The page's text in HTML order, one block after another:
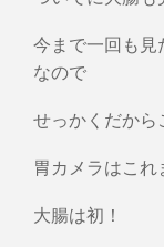
今まで一回も
なので
せっかくだから
胃カメラはこ
大腸は初！